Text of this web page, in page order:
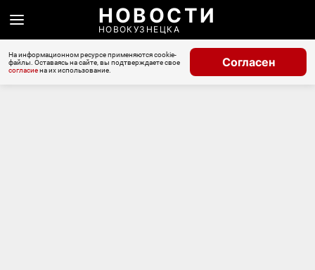
НОВОСТИ
НОВОКУЗНЕЦКА
На информационном ресурсе применяются cookie-
файлы. Оставаясь на сайте, вы подтверждаете свое
согласиена их использование.
Согласен